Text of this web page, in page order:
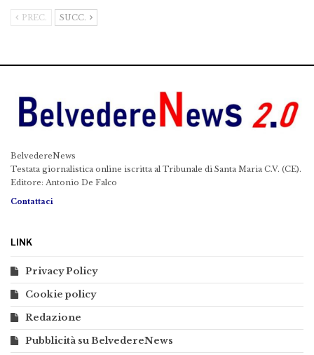
PREC. SUCC.
BelvedereNews
Testata giornalistica online iscritta al Tribunale di Santa Maria C.V. (CE).
Editore: Antonio De Falco
Contattaci
LINK
Privacy Policy
Cookie policy
Redazione
Pubblicità su BelvedereNews